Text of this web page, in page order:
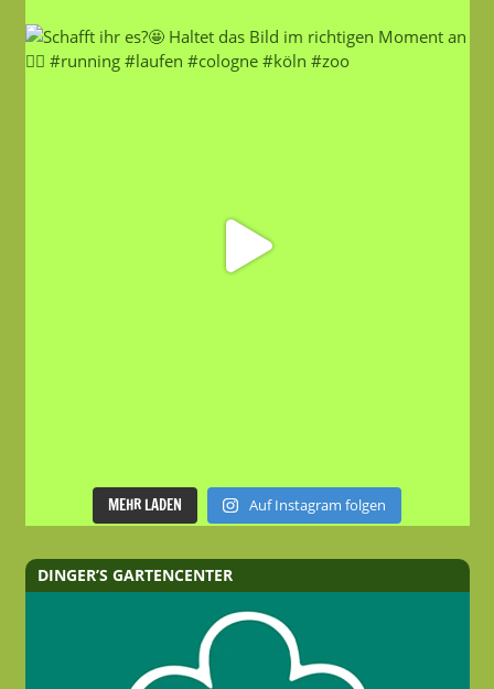
MEHR LADEN Auf Instagram folgen
DINGER’S GARTENCENTER